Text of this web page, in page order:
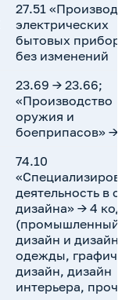
27.51
электрических
бытовых
без изменений
23.69 → 23.66;
«Производство
оружия и
боеприпасов» →
74.10
деятельность в
дизайна» → 4
(промышленный
дизайн и дизайн
одежды,
дизайн, дизайн
интерьера,